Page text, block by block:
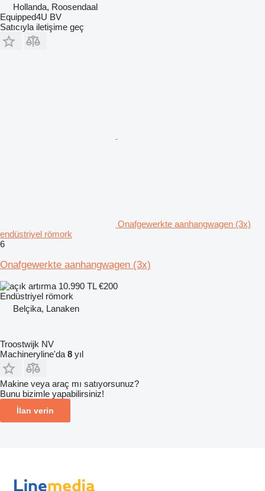
Hollanda, Roosendaal
Equipped4U BV
Satıcıyla iletişime geç
Onafgewerkte aanhangwagen (3x)
endüstriyel römork
6
Onafgewerkte aanhangwagen (3x)
10.990 TL€200
Endüstriyel römork
Belçika, Lanaken
Troostwijk NV
Machineryline'da 8 yıl
Makine veya araç mı satıyorsunuz?
Bunu bizimle yapabilirsiniz!
İlan verin